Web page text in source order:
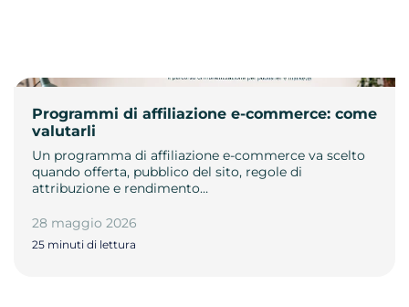
Programmi di affiliazione e-commerce: come
valutarli
Un programma di affiliazione e-commerce va scelto
quando offerta, pubblico del sito, regole di
attribuzione e rendimento…
28 maggio 2026
25 minuti di lettura